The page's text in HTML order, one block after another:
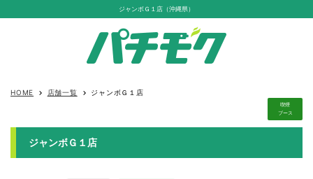
ジャンボＧ１店（沖縄県）
HOME keyboard_arrow_right 店舗一覧 keyboard_arrow_right ジャンボＧ１店
喫煙
ブース
ジャンボＧ１店